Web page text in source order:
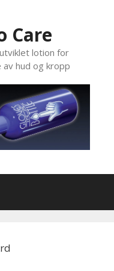
Care
lotion for
hud og kropp